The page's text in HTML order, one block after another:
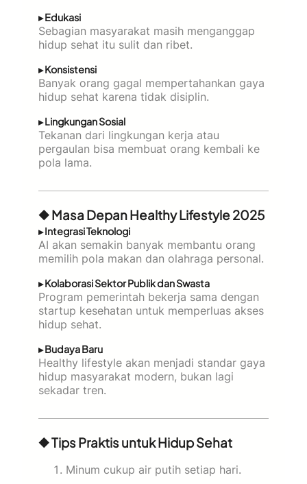
▸ Edukasi
Sebagian masyarakat masih menganggap
hidup sehat itu sulit dan ribet.
▸ Konsistensi
Banyak orang gagal mempertahankan gaya
hidup sehat karena tidak disiplin.
▸ Lingkungan Sosial
Tekanan dari lingkungan kerja atau
pergaulan bisa membuat orang kembali ke
pola lama.
◆ Masa Depan Healthy Lifestyle 2025
▸ Integrasi Teknologi
AI akan semakin banyak membantu orang
memilih pola makan dan olahraga personal.
▸ Kolaborasi Sektor Publik dan Swasta
Program pemerintah bekerja sama dengan
startup kesehatan untuk memperluas akses
hidup sehat.
▸ Budaya Baru
Healthy lifestyle akan menjadi standar gaya
hidup masyarakat modern, bukan lagi
sekadar tren.
◆ Tips Praktis untuk Hidup Sehat
Minum cukup air putih setiap hari.